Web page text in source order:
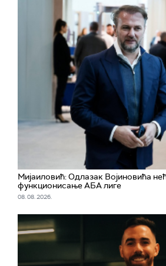
Мијаиловић: Одлазак Војиновића
функционисање АБА лиге
08. 08. 2026.